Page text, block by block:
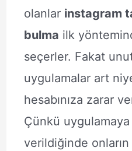
olanlar instagram
bulma ilk
seçerler. Fakat
uygulamalar art
hesabınıza zarar
Çünkü
verildiğinde